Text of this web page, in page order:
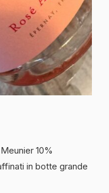
10%
in botte grande